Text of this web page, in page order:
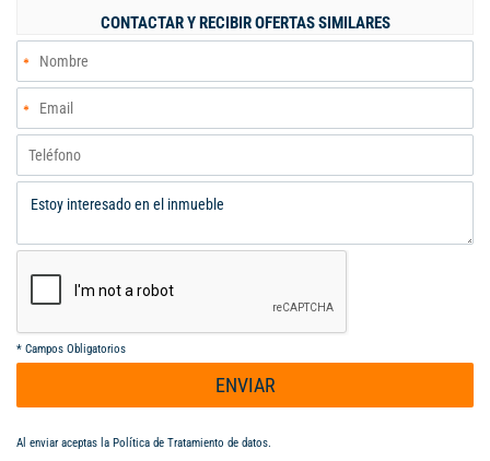
Esta hermosa casa cuenta con ubicación privilegiada. No te
pierdas esta oportunidad de vivir en una casa de ensueño.
¡Visítala hoy mismo!
CONTACTAR Y RECIBIR OFERTAS SIMILARES
* Campos Obligatorios
ENVIAR
Al enviar aceptas la Política de Tratamiento de datos.